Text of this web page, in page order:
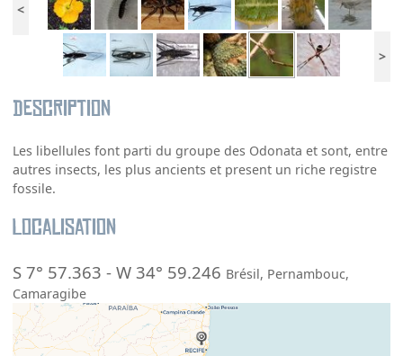
<
>
Description
Les libellules font parti du groupe des Odonata et sont, entre
autres insects, les plus ancients et present un riche registre
fossile.
Localisation
S 7° 57.363 -W 34° 59.246 Brésil, Pernambouc,
Camaragibe